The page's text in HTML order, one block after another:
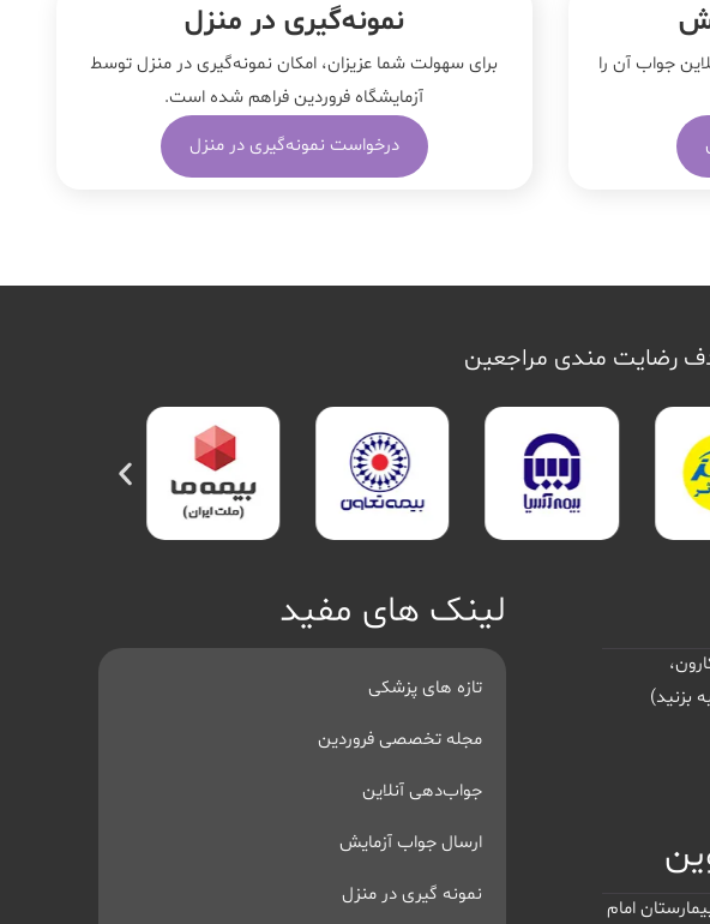
جواب‌ آن را
نمونه‌‌گیری در منزل
برای سهولت شما عزیزان، امکان نمونه‌گیری در منزل توسط
آزمایشگاه فروردین فراهم شده است.
درخواست نمونه‌گیری در منزل
رضایت مندی مراجعین
امام
لینک های مفید
تازه های پزشکی
مجله تخصصی فروردین
جواب‌دهی آنلاین
ارسال جواب آزمایش
نمونه گیری در منزل